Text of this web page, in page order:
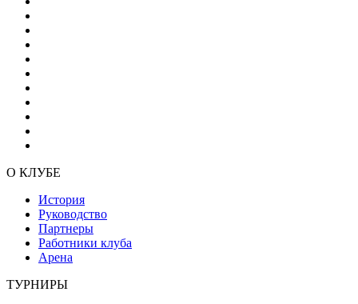
О КЛУБЕ
История
Руководство
Партнеры
Работники клуба
Арена
ТУРНИРЫ